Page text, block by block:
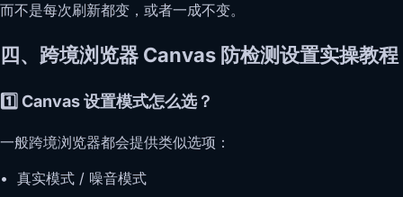
而不是每次刷新都变，或者一成不变。
四、跨境浏览器 Canvas 防检测设置实操教程
1️⃣ Canvas 设置模式怎么选？
一般跨境浏览器都会提供类似选项：
• 真实模式 / 噪音模式